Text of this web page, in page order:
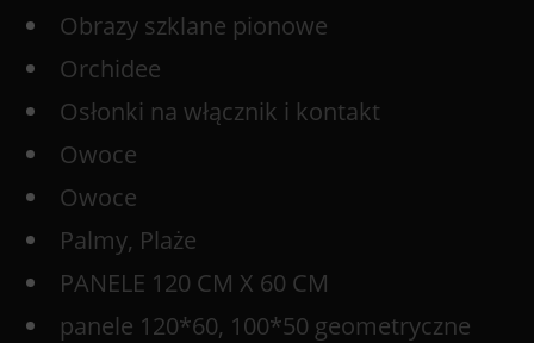
Obrazy szklane pionowe
Orchidee
Osłonki na włącznik i kontakt
Owoce
Owoce
Palmy, Plaże
PANELE 120 CM X 60 CM
panele 120*60, 100*50 geometryczne